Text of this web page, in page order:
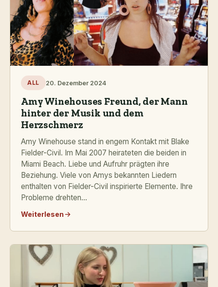
ALL 20. Dezember 2024
Amy Winehouses Freund, der Mann
hinter der Musik und dem
Herzschmerz
Amy Winehouse stand in engem Kontakt mit Blake
Fielder-Civil. Im Mai 2007 heirateten die beiden in
Miami Beach. Liebe und Aufruhr prägten ihre
Beziehung. Viele von Amys bekannten Liedern
enthalten von Fielder-Civil inspirierte Elemente. Ihre
Probleme drehten...
Weiterlesen